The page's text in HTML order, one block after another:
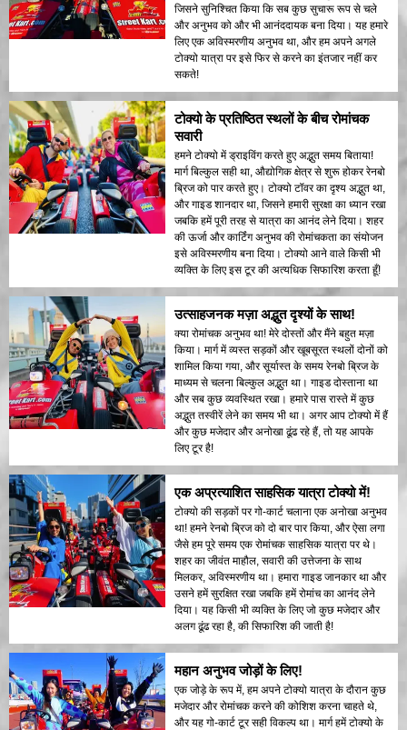
जिसने सुनिश्चित किया कि सब कुछ सुचारू रूप से चले
और अनुभव को और भी आनंददायक बना दिया। यह हमारे
लिए एक अविस्मरणीय अनुभव था, और हम अपने अगले
टोक्यो यात्रा पर इसे फिर से करने का इंतजार नहीं कर
सकते!
टोक्यो के प्रतिष्ठित स्थलों के बीच रोमांचक
सवारी
हमने टोक्यो में ड्राइविंग करते हुए अद्भुत समय बिताया!
मार्ग बिल्कुल सही था, औद्योगिक क्षेत्र से शुरू होकर रेनबो
ब्रिज को पार करते हुए। टोक्यो टॉवर का दृश्य अद्भुत था,
और गाइड शानदार था, जिसने हमारी सुरक्षा का ध्यान रखा
जबकि हमें पूरी तरह से यात्रा का आनंद लेने दिया। शहर
की ऊर्जा और कार्टिंग अनुभव की रोमांचकता का संयोजन
इसे अविस्मरणीय बना दिया। टोक्यो आने वाले किसी भी
व्यक्ति के लिए इस टूर की अत्यधिक सिफारिश करता हूँ!
उत्साहजनक मज़ा अद्भुत दृश्यों के साथ!
क्या रोमांचक अनुभव था! मेरे दोस्तों और मैंने बहुत मज़ा
किया। मार्ग में व्यस्त सड़कों और खूबसूरत स्थलों दोनों को
शामिल किया गया, और सूर्यास्त के समय रेनबो ब्रिज के
माध्यम से चलना बिल्कुल अद्भुत था। गाइड दोस्ताना था
और सब कुछ व्यवस्थित रखा। हमारे पास रास्ते में कुछ
अद्भुत तस्वीरें लेने का समय भी था। अगर आप टोक्यो में हैं
और कुछ मजेदार और अनोखा ढूंढ रहे हैं, तो यह आपके
लिए टूर है!
एक अप्रत्याशित साहसिक यात्रा टोक्यो में!
टोक्यो की सड़कों पर गो-कार्ट चलाना एक अनोखा अनुभव
था! हमने रेनबो ब्रिज को दो बार पार किया, और ऐसा लगा
जैसे हम पूरे समय एक रोमांचक साहसिक यात्रा पर थे।
शहर का जीवंत माहौल, सवारी की उत्तेजना के साथ
मिलकर, अविस्मरणीय था। हमारा गाइड जानकार था और
उसने हमें सुरक्षित रखा जबकि हमें रोमांच का आनंद लेने
दिया। यह किसी भी व्यक्ति के लिए जो कुछ मजेदार और
अलग ढूंढ रहा है, की सिफारिश की जाती है!
महान अनुभव जोड़ों के लिए!
एक जोड़े के रूप में, हम अपने टोक्यो यात्रा के दौरान कुछ
मजेदार और रोमांचक करने की कोशिश करना चाहते थे,
और यह गो-कार्ट टूर सही विकल्प था। मार्ग हमें टोक्यो के